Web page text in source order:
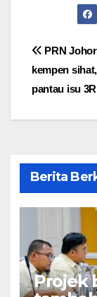
Post
PRN
kempen
pantau isu 3R
Berita
Projek